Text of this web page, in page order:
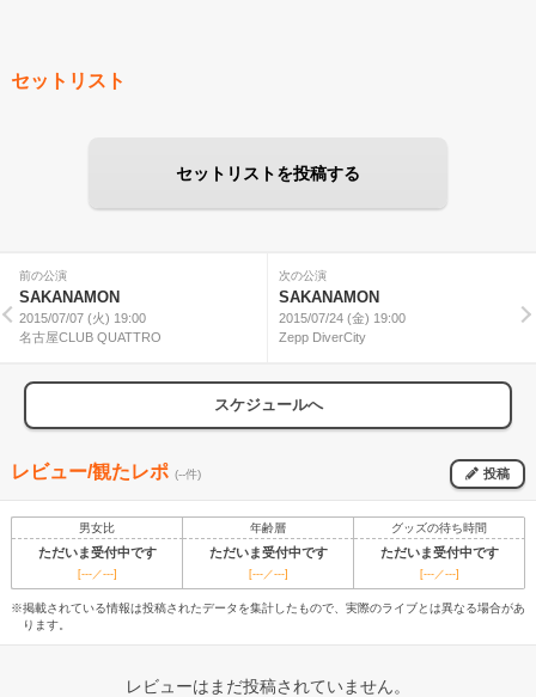
セットリスト
セットリストを投稿する
前の公演
SAKANAMON
2015/07/07 (火) 19:00
名古屋CLUB QUATTRO
次の公演
SAKANAMON
2015/07/24 (金) 19:00
Zepp DiverCity
スケジュールへ
レビュー/観たレポ (--件) 投稿
男女比 年齢層 グッズの待ち時間
ただいま受付中です ただいま受付中です ただいま受付中です
[---／---] [---／---] [---／---]
※掲載されている情報は投稿されたデータを集計したもので、実際のライブとは異なる場合があ
ります。
レビューはまだ投稿されていません。